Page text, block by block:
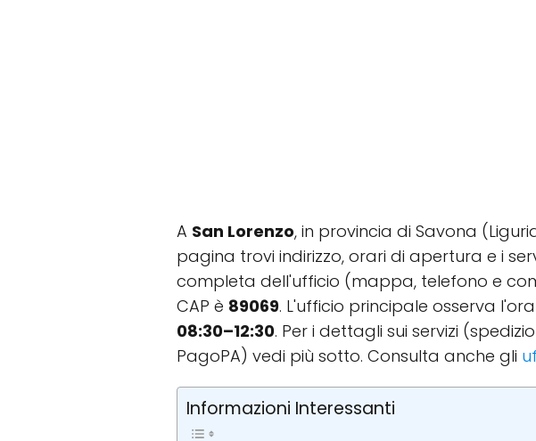
A San Lorenzo, in provincia di Savona
pagina trovi indirizzo, orari di apertura e i
completa dell'ufficio (mappa, telefono e
CAP è 89069. L'ufficio principale osserva
08:30–12:30. Per i dettagli sui servizi
PagoPA) vedi più sotto. Consulta anche gli
Informazioni Interessanti